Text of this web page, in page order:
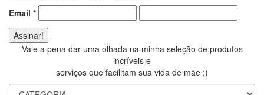
Email *
Vale a pena dar uma olhada na minha seleção de produtos
incríveis e
serviços que facilitam sua vida de mãe ;)